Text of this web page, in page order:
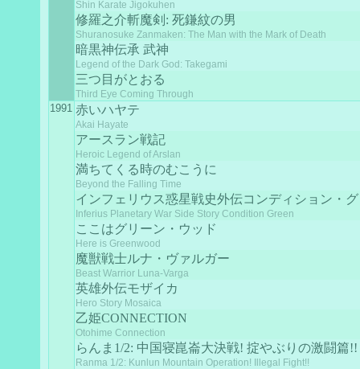
Shin Karate Jigokuhen
修羅之介斬魔剣: 死鎌紋の男
Shuranosuke Zanmaken: The Man with the Mark of Death
暗黒神伝承 武神
Legend of the Dark God: Takegami
三つ目がとおる
Third Eye Coming Through
1991 赤いハヤテ
Akai Hayate
アースラン戦記
Heroic Legend of Arslan
満ちてくる時のむこうに
Beyond the Falling Time
インフェリウス惑星戦史外伝コンディション・
Inferius Planetary War Side Story Condition Green
ここはグリーン・ウッド
Here is Greenwood
魔獣戦士ルナ・ヴァルガー
Beast Warrior Luna-Varga
英雄外伝モザイカ
Hero Story Mosaica
乙姫CONNECTION
Otohime Connection
らんま1/2: 中国寝崑崙大決戦! 掟やぶりの激闘篇!!
Ranma 1/2: Kunlun Mountain Operation! Illegal Fight!!